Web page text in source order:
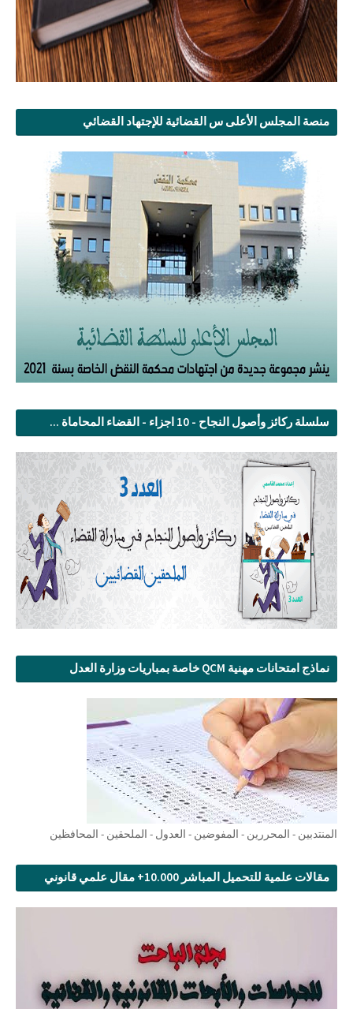
منصة المجلس الأعلى س القضائية للإجتهاد القضائي
سلسلة ركائز وأصول النجاح - 10 اجزاء - القضاء المحاماة ...
نماذج امتحانات مهنية QCM خاصة بمباريات وزارة العدل
المنتدبين - المحررين - المفوضين - العدول - الملحقين - المحافظين
مقالات علمية للتحميل المباشر 10.000+ مقال علمي قانوني